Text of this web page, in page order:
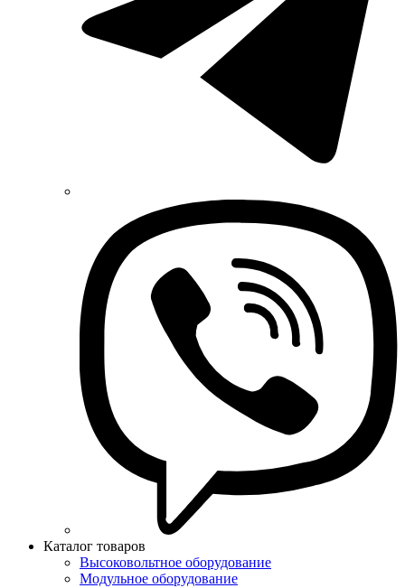
Каталог товаров
Высоковольтное оборудование
Модульное оборудование